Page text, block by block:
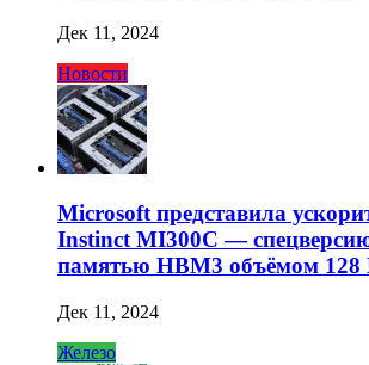
Дек 11, 2024
Новости
Microsoft представила
Instinct MI300C —
памятью HBM3 объёмом 128
Дек 11, 2024
Железо